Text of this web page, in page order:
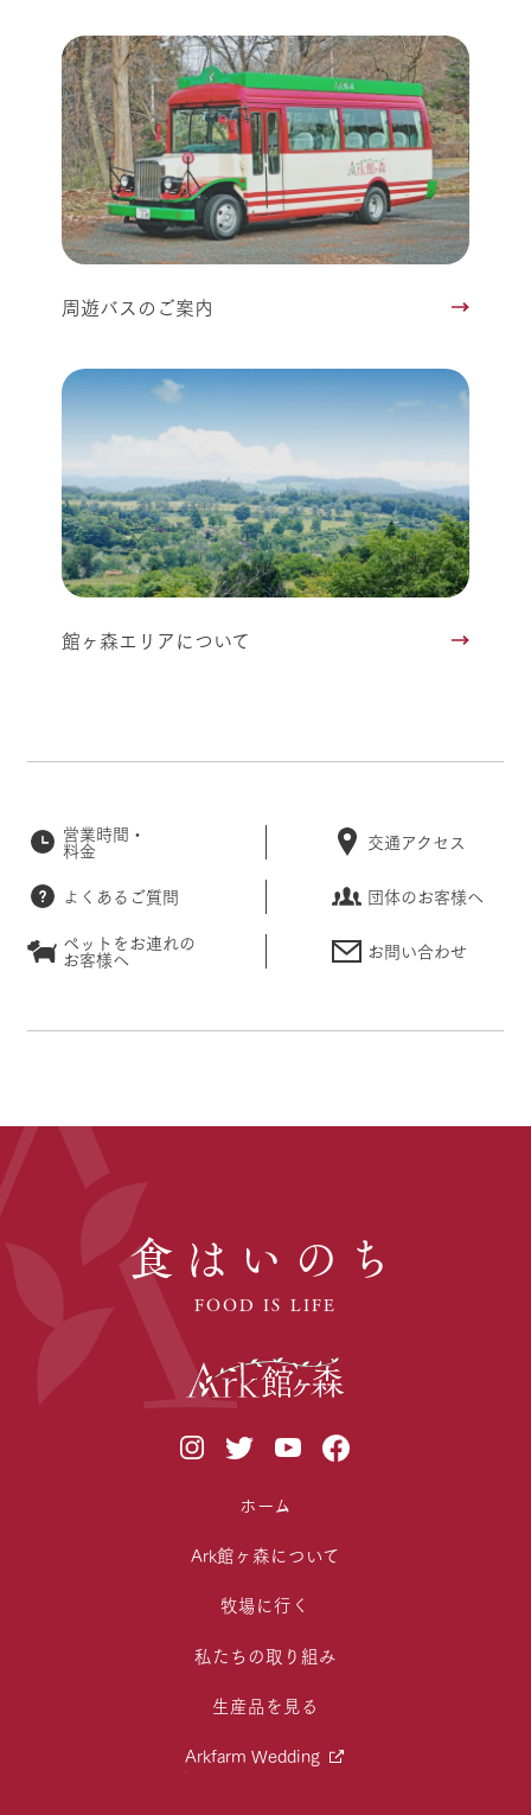
周遊バスのご案内
館ヶ森エリアについて
営業時間・
料金 交通アクセス
よくあるご質問
団体のお客様へ
ペットをお連れの
お客様へ お問い合わせ
食はいのち
FOOD IS LIFE
ホーム
Ark館ヶ森について
牧場に行く
私たちの取り組み
生産品を見る
Arkfarm Wedding